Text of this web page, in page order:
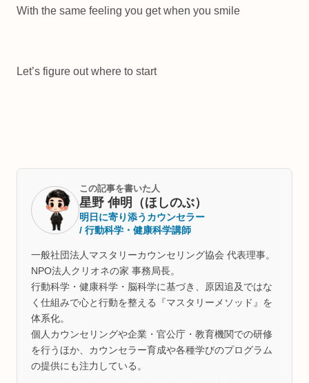
With the same feeling you get when you smile
Let’s figure out where to start
この記事を書いた人
星野 伸明（ほしのぶ）
明日に寄り添うカウンセラー
/ 行動科学・健康科学講師
一般社団法人マスタリーカウンセリング協会 代表理事。
NPO法人クリオネの家 事務局長。
行動科学・健康科学・脳科学に基づき、原因追及ではな
く仕組みで心と行動を整える『マスタリーメソッド』を
体系化。
個人カウンセリングや企業・官公庁・教育機関での研修
を行うほか、カウンセラー育成や各種学びのプログラム
の提供にも注力している。